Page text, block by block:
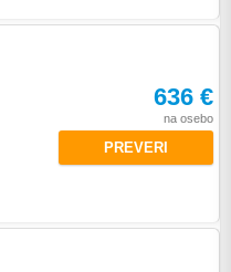
636 €
na osebo
PREVERI